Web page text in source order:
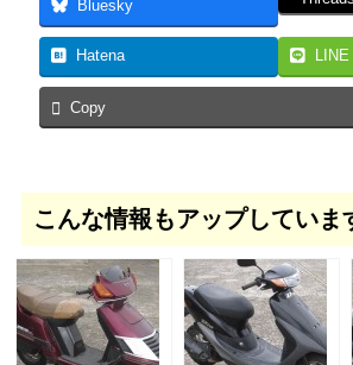
Bluesky
Hatena LINE
Copy
こんな情報もアップしていま